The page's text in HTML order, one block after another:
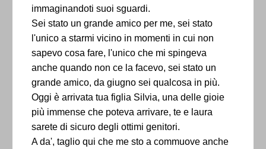
immaginandoti suoi sguardi.
Sei stato un grande amico per me, sei stato
l'unico a starmi vicino in momenti in cui non
sapevo cosa fare, l'unico che mi spingeva
anche quando non ce la facevo, sei stato un
grande amico, da giugno sei qualcosa in più.
Oggi è arrivata tua figlia Silvia, una delle gioie
più immense che poteva arrivare, te e laura
sarete di sicuro degli ottimi genitori.
A da', taglio qui che me sto a commuove anche